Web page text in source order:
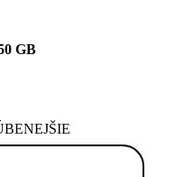
GB